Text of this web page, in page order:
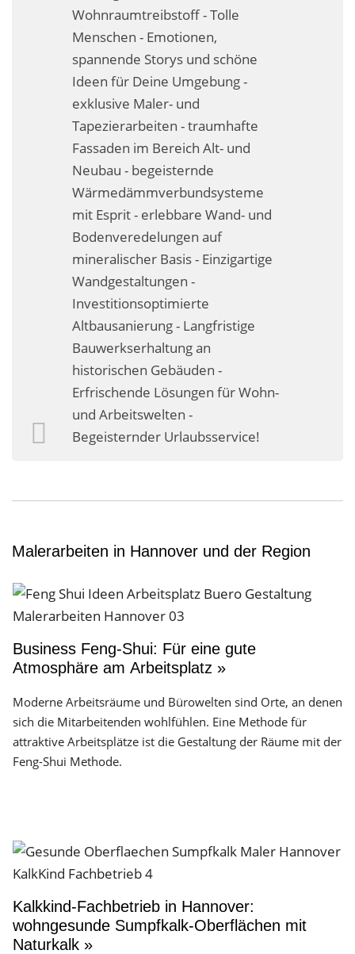
Fugenlos
Kalkkind-Fachbetrieb – Sumpfkalk-Oberflächen
Malerarbeiten
Rostoptik
Tapezierarbeiten
Wandbegrünungen
Wärmedämmung / WDVS
Service ›
Entspannter Urlaubsservice
Business-Lösungen
Premium-Lösungen
Meine gute Empfehlung
Arbeitsbühne mieten
Navigation schließen
Wohnraumtreibstoff - Tolle
Menschen - Emotionen,
spannende Storys und schöne
Ideen für Deine Umgebung -
exklusive Maler- und
Tapezierarbeiten - traumhafte
Fassaden im Bereich Alt- und
Neubau - begeisternde
Wärmedämmverbundsysteme
mit Esprit - erlebbare Wand- und
Bodenveredelungen auf
mineralischer Basis - Einzigartige
Wandgestaltungen -
Investitionsoptimierte
Altbausanierung - Langfristige
Bauwerkserhaltung an
historischen Gebäuden -
Erfrischende Lösungen für Wohn-
und Arbeitswelten -
Begeisternder Urlaubsservice!
Malerarbeiten in Hannover und der Region
Business Feng-Shui: Für eine gute
Atmosphäre am Arbeitsplatz »
Moderne Arbeitsräume und Bürowelten sind Orte, an denen
sich die Mitarbeitenden wohlfühlen. Eine Methode für
attraktive Arbeitsplätze ist die Gestaltung der Räume mit der
Feng-Shui Methode.
Kalkkind-Fachbetrieb in Hannover:
wohngesunde Sumpfkalk-Oberflächen mit
Naturkalk »